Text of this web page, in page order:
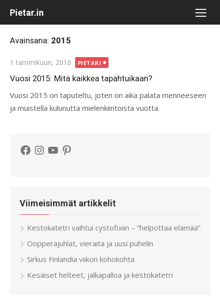
Pietar.in
Avainsana: 2015
Posted
on
1 tammikuun, 2016 PIETARI
Vuosi 2015: Mitä kaikkea tapahtuikaan?
Vuosi 2015 on taputeltu, joten on aika palata menneeseen
ja muistella kulunutta mielenkiintoista vuotta.
Facebook
Instagram
YouTubePinterest
Viimeisimmät artikkelit
Kestokatetri vaihtui cystofixiin – ”helpottaa elämää”
Oopperajuhlat, vieraita ja uusi puhelin
Sirkus Finlandia viikon kohokohta
Kesäiset helteet, jalkapalloa ja kestokatetri